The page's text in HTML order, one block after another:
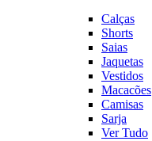
Calças
Shorts
Saias
Jaquetas
Vestidos
Macacões
Camisas
Sarja
Ver Tudo